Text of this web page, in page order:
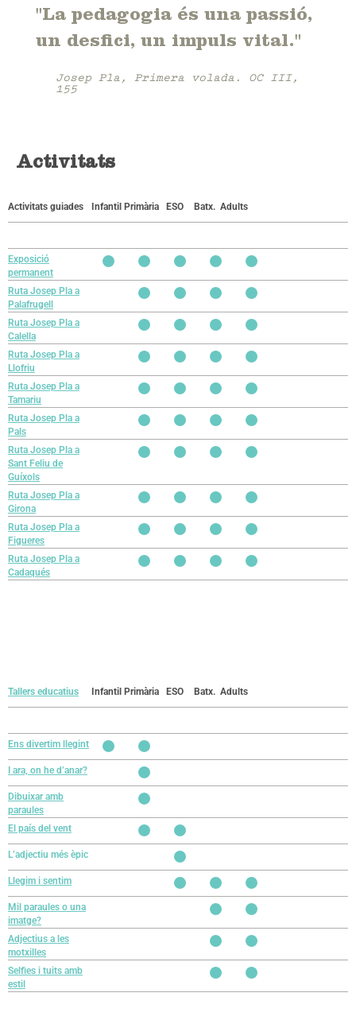
"La pedagogia és una passió,
un desfici, un impuls vital."
Josep Pla, Primera volada. OC III,
155
Activitats
Activitats guiades Infantil Primària ESO Batx. Adults
Exposició
permanent
Ruta Josep Pla a
Palafrugell
Ruta Josep Pla a
Calella
Ruta Josep Pla a
Llofriu
Ruta Josep Pla a
Tamariu
Ruta Josep Pla a
Pals
Ruta Josep Pla a
Sant Feliu de
Guíxols
Ruta Josep Pla a
Girona
Ruta Josep Pla a
Figueres
Ruta Josep Pla a
Cadaqués
Tallers educatius Infantil Primària ESO Batx. Adults
Ens divertim llegint
I ara, on he d’anar?
Dibuixar amb
paraules
El país del vent
L’adjectiu més èpic
Llegim i sentim
Mil paraules o una
imatge?
Adjectius a les
motxilles
Selfies i tuits amb
estil